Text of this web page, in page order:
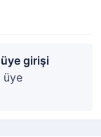
üye girişi
üye